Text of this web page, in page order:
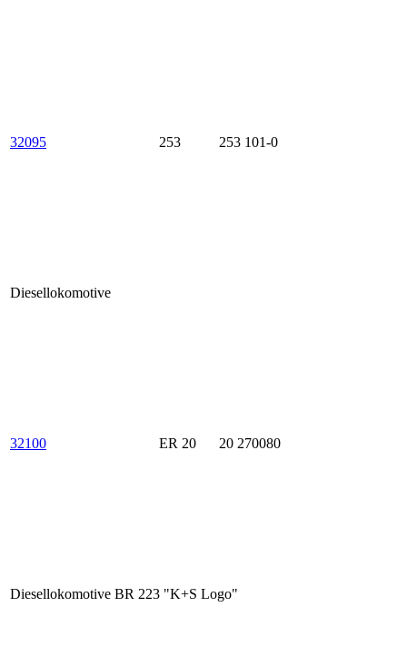
32095 253 253 101-0
Diesellokomotive
32100 ER 20 20 270080
Diesellokomotive BR 223 "K+S Logo"